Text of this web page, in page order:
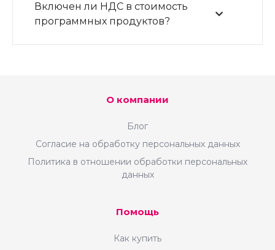
Включен ли НДС в стоимость
программных продуктов?
О компании
Блог
Согласие на обработку персональных данных
Политика в отношении обработки персональных
данных
Помощь
Как купить